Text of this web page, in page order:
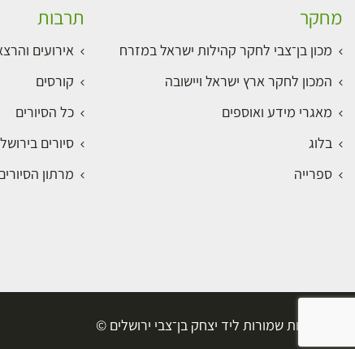
מחקר
מכון בן־צבי לחקר קהילות ישראל במזרח
המכון לחקר ארץ ישראל ויישובה
מאגרי מידע ואוספים
בלוג
ספרייה
תרבות
אירועים
קורסים
כל הסיורים
סיורים
מרתון
כל הזכויות שמורות ליד יצחק בן־צבי ירושלים ©